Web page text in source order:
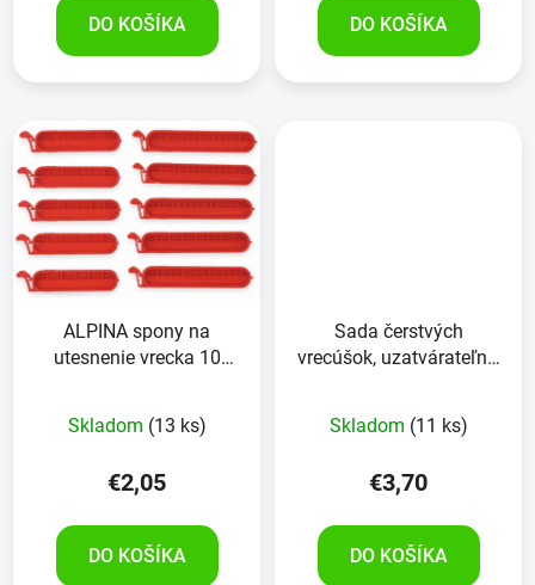
DO KOŠÍKA DO KOŠÍKA
ALPINA spony na
utesnenie vrecka 10
Skladom (13 ks)
€2,05
DO KOŠÍKA
Sada čerstvých
vrecúšok, uzatvárateľné,
Skladom (11 ks)
€3,70
DO KOŠÍKA